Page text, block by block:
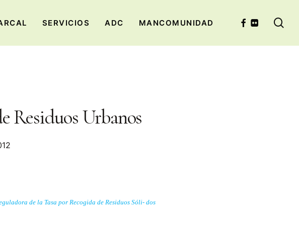
SERVICIOS ADC MANCOMUNIDAD FACEBOOK
FLICKR
Residuos Urbanos
de la Tasa por Recogida de Residuos Sóli- dos